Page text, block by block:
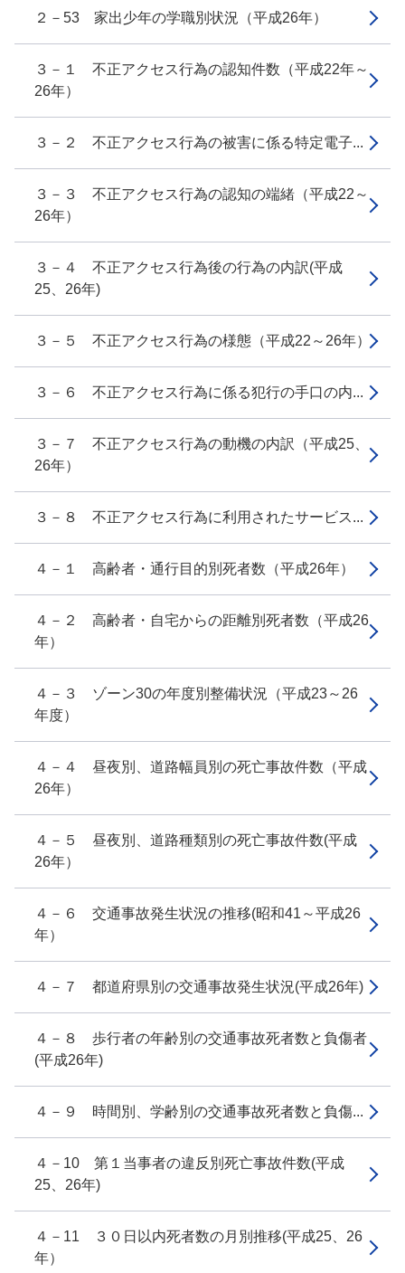
２－53 家出少年の学職別状況（平成26年）
３－１ 不正アクセス行為の認知件数（平成22年～
26年）
３－２ 不正アクセス行為の被害に係る特定電子...
３－３ 不正アクセス行為の認知の端緒（平成22～
26年）
３－４ 不正アクセス行為後の行為の内訳(平成
25、26年)
３－５ 不正アクセス行為の様態（平成22～26年）
３－６ 不正アクセス行為に係る犯行の手口の内...
３－７ 不正アクセス行為の動機の内訳（平成25、
26年）
３－８ 不正アクセス行為に利用されたサービス...
４－１ 高齢者・通行目的別死者数（平成26年）
４－２ 高齢者・自宅からの距離別死者数（平成26
年）
４－３ ゾーン30の年度別整備状況（平成23～26
年度）
４－４ 昼夜別、道路幅員別の死亡事故件数（平成
26年）
４－５ 昼夜別、道路種類別の死亡事故件数(平成
26年）
４－６ 交通事故発生状況の推移(昭和41～平成26
年）
４－７ 都道府県別の交通事故発生状況(平成26年)
４－８ 歩行者の年齢別の交通事故死者数と負傷者
(平成26年)
４－９ 時間別、学齢別の交通事故死者数と負傷...
４－10 第１当事者の違反別死亡事故件数(平成
25、26年)
４－11 ３０日以内死者数の月別推移(平成25、26
年）